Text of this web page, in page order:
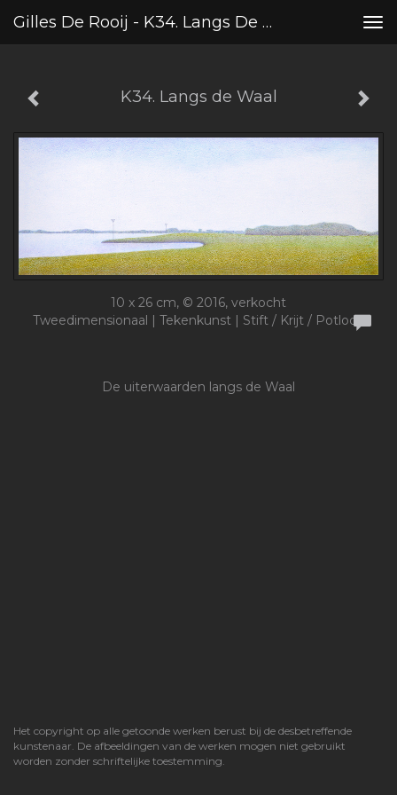
Gilles De Rooij - K34. Langs De Waal
K34. Langs de Waal
10 x 26 cm, © 2016, verkocht
Tweedimensionaal | Tekenkunst | Stift / Krijt / Potlood
De uiterwaarden langs de Waal
Het copyright op alle getoonde werken berust bij de desbetreffende
kunstenaar. De afbeeldingen van de werken mogen niet gebruikt
worden zonder schriftelijke toestemming.